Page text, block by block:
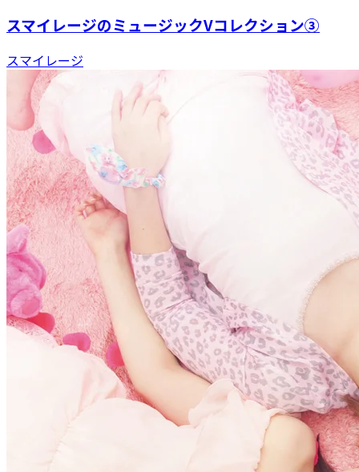
スマイレージのミュージックVコレクション③
スマイレージ